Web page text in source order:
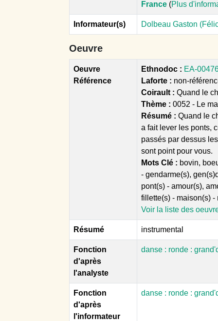
France (Plus
Informateur(s) Dolbeau Gaston
Oeuvre
Oeuvre
Référence
Ethnodoc : EA-
Laforte : non-
Coirault : Quand le
Thème : 0052 - Le
Résumé : Quand le
a fait lever les ponts,
passés par dessus
sont point pour vous.
Mots Clé : bovin,
- gendarme(s),
pont(s) - amour(s),
fillette(s) - maison(s)
Voir la liste des
Résumé instrumental
Fonction
d'après
l'analyste
danse : ronde :
Fonction
d'après
l'informateur
danse : ronde :